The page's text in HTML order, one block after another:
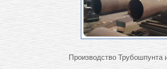
Производство